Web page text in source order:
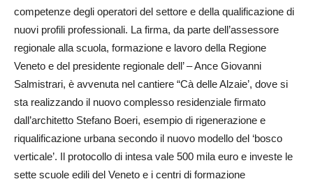
competenze degli operatori del settore e della qualificazione di
nuovi profili professionali. La firma, da parte dell’assessore
regionale alla scuola, formazione e lavoro della Regione
Veneto e del presidente regionale dell’ – Ance Giovanni
Salmistrari, è avvenuta nel cantiere “Cà delle Alzaie’, dove si
sta realizzando il nuovo complesso residenziale firmato
dall’architetto Stefano Boeri, esempio di rigenerazione e
riqualificazione urbana secondo il nuovo modello del ‘bosco
verticale’. Il protocollo di intesa vale 500 mila euro e investe le
sette scuole edili del Veneto e i centri di formazione